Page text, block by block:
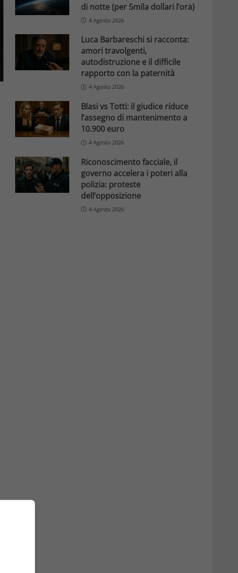
di notte (per 5mila dollari l’ora)
4 Agosto 2026
Luca Barbareschi si racconta:
amori travolgenti,
autodistruzione e il difficile
rapporto con la paternità
4 Agosto 2026
Blasi vs Totti: il giudice riduce
l’assegno di mantenimento a
10.900 euro
4 Agosto 2026
Riconoscimento facciale, il
governo accelera i poteri alla
polizia: proteste
dell’opposizione
4 Agosto 2026